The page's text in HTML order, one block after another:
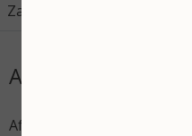
Zaterdag
Algemene
Afspraak afzeggen kan tot